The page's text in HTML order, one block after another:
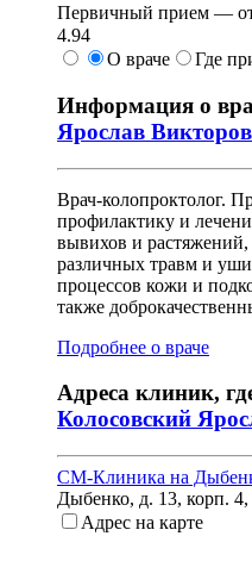
Первичный прием —
4.94
О враче
Где
Информация о
Ярослав
Врач-колопроктолог.
профилактику и
вывихов и
различных травм и
процессов кожи и
также
Подробнее о враче
Адреса клиник,
Колосовский
СМ-Клиника на
Дыбенко, д. 13, корп. 4,
Адрес на карте